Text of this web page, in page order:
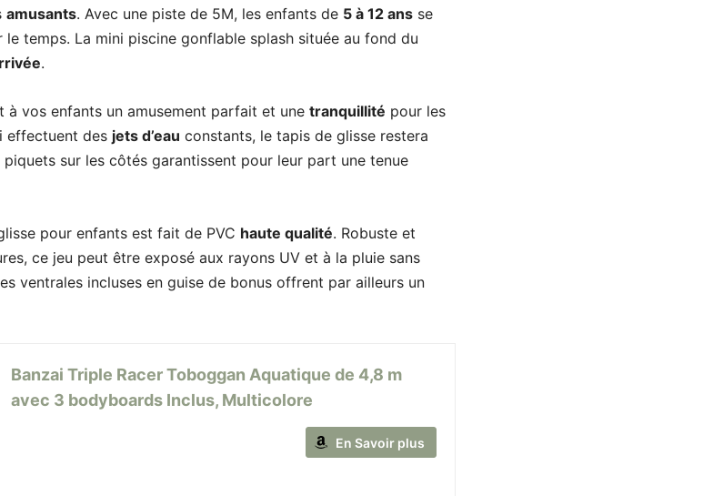
amusants. Avec une piste de 5M, les enfants de 5 à 12 ans se
temps. La mini piscine gonflable splash située au fond du
.
à vos enfants un amusement parfait et une tranquillité pour les
effectuent des jets d’eau constants, le tapis de glisse restera
sur les côtés garantissent pour leur part une tenue
pour enfants est fait de PVC haute qualité. Robuste et
ce jeu peut être exposé aux rayons UV et à la pluie sans
ventrales incluses en guise de bonus offrent par ailleurs un
Banzai Triple Racer Toboggan Aquatique de 4,8 m
avec 3 bodyboards Inclus, Multicolore
En Savoir plus